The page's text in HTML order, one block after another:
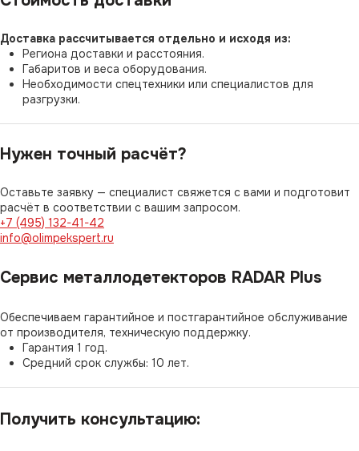
Доставка рассчитывается отдельно и исходя из:
Региона доставки и расстояния.
Габаритов и веса оборудования.
Необходимости спецтехники или специалистов для
разгрузки.
Нужен точный расчёт?
Оставьте заявку — специалист свяжется с вами и подготовит
расчёт в соответствии с вашим запросом.
+7 (495) 132-41-42
info@olimpekspert.ru
Сервис металлодетекторов RADAR Plus
Обеспечиваем гарантийное и постгарантийное обслуживание
от производителя, техническую поддержку.
Гарантия 1 год.
Средний срок службы: 10 лет.
Получить консультацию: